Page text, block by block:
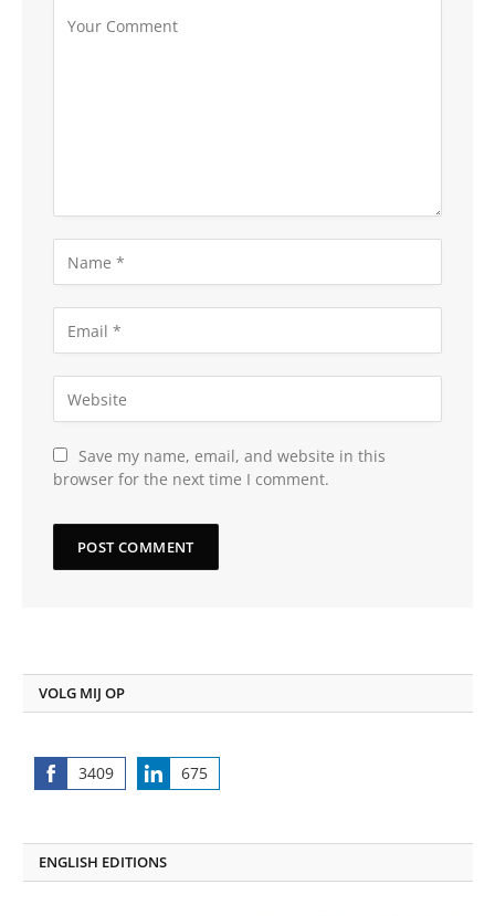
Save my name, email, and website in this
browser for the next time I comment.
VOLG MIJ OP
3409
Share
675
Share
ENGLISH EDITIONS